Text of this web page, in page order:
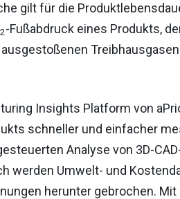
gilt für die
2-Fußabdruck eines Produkts,
Insights Platform von
schneller und einfacher
Analyse von 3D-
werden Umwelt- und
herunter gebrochen.